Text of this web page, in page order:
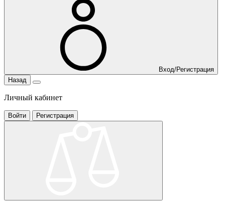
Вход/Регистрация
Назад
Личный кабинет
Войти Регистрация